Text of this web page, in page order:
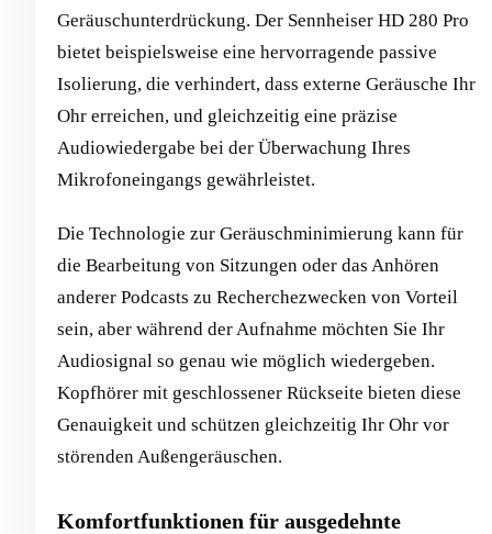
Geräuschunterdrückung. Der Sennheiser HD 280 Pro
bietet beispielsweise eine hervorragende passive
Isolierung, die verhindert, dass externe Geräusche Ihr
Ohr erreichen, und gleichzeitig eine präzise
Audiowiedergabe bei der Überwachung Ihres
Mikrofoneingangs gewährleistet.
Die Technologie zur Geräuschminimierung kann für
die Bearbeitung von Sitzungen oder das Anhören
anderer Podcasts zu Recherchezwecken von Vorteil
sein, aber während der Aufnahme möchten Sie Ihr
Audiosignal so genau wie möglich wiedergeben.
Kopfhörer mit geschlossener Rückseite bieten diese
Genauigkeit und schützen gleichzeitig Ihr Ohr vor
störenden Außengeräuschen.
Komfortfunktionen für ausgedehnte